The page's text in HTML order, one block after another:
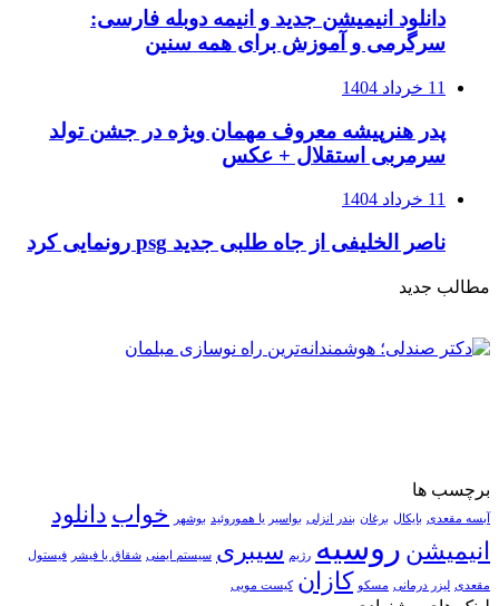
دانلود انیمیشن جدید و انیمه دوبله فارسی:
سرگرمی و آموزش برای همه سنین
11 خرداد 1404
پدر هنرپیشه معروف مهمان ویژه در جشن تولد
سرمربی استقلال + عکس
11 خرداد 1404
ناصر الخلیفی از جاه طلبی جدید psg رونمایی کرد
مطالب جدید
برچسب ها
آبسه مقعدی بایکال برغان بندر انزلی بواسیر یا هموروئید بوشهر خواب دانلود
انیمیشن روسیه رژیم سیبری سیستم ایمنی شقاق یا فیشر فیستول
مقعدی لیزر درمانی مسکو کازان کیست مویی